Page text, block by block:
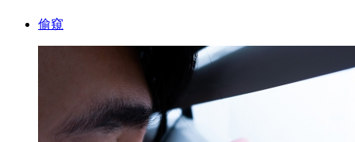
偷窺